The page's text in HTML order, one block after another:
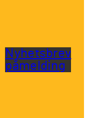
Nyhetsbrev
påmelding